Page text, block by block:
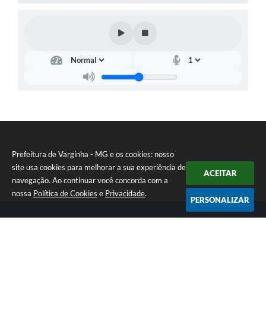
Prefeitura de Varginha - MG e os cookies: nosso
site usa cookies para melhorar a sua experiência de
navegação. Ao continuar você concorda com a
nossa Política de Cookies e Privacidade.
ACEITAR
PERSONALIZAR